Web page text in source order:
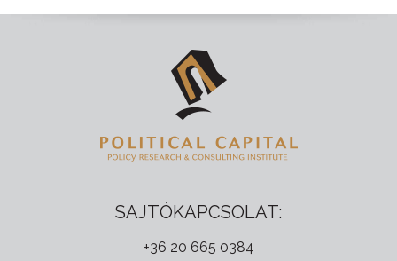
SAJTÓKAPCSOLAT:
+36 20 665 0384